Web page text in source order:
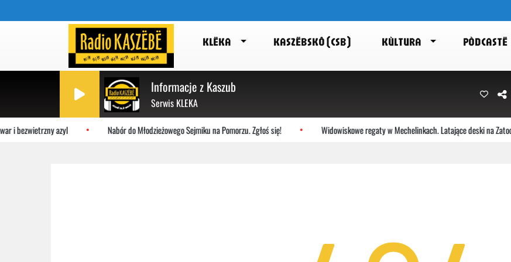
KLËKA KASZËBSKÔ (CSB) KÙLTURA PÒDCASTË
Informacje z Kaszub
Serwis KLEKA
i bezwietrzny azyl Nabór do Młodzieżowego Sejmiku na Pomorzu. Zgłoś się! Widowiskowe regaty w Mechelinkach. Latające deski na Zatoce